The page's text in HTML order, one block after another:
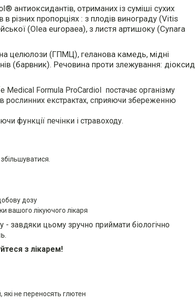
антиоксидантів, отриманих із суміші сухих
різних пропорціях : з плодів винограду (Vitis
(Olea europaea), з листя артишоку (Cynara
целюлози (ГПМЦ), геланова камедь, мідні
(барвник). Речовина проти злежування: діоксид
Medical Formula ProCardiol постачає організму
в рослинних екстрактах, сприяючи збереженню
функції печінки і стравоходу.
дозу
вашого лікуючого лікаря
завдяки цьому зручно приймати біологічно
з лікарем!
не переносять глютен